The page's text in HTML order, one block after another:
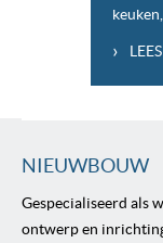
›
NIEUWBOUW
Gespecialiseerd als
ontwerp en